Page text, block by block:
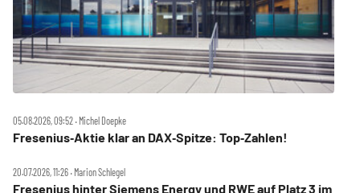
05.08.2026, 09:52 ‧ Michel Doepke
Fresenius‑Aktie klar an DAX‑Spitze: Top‑Zahlen!
20.07.2026, 11:26 ‧ Marion Schlegel
Fresenius hinter Siemens Energy und RWE auf Platz 3 im